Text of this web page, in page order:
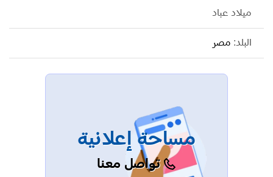
ميلاد عباد
البلد: مصر
مساحة إعلانية
تواصل معنا